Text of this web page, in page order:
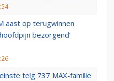
aast op terugwinnen
bezorgend’
telg 737 MAX-familie